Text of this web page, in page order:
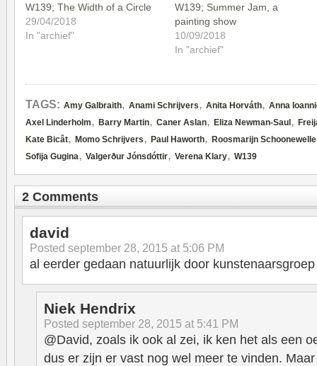
W139; The Width of a Circle
29/04/2018
In "archief"
W139; Summer Jam, a
painting show
10/09/2018
In "archief"
TAGS: Amy Galbraith, Anami Schrijvers, Anita Horváth, Anna
Axel Linderholm, Barry Martin, Caner Aslan, Eliza Newman-Saul,
Kate Bicât, Momo Schrijvers, Paul Haworth, Roosmarijn Schoonewelle
Sofija Gugina, Valgerður Jónsdóttir, Verena Klary, W139
2 Comments
david
Posted september 28, 2015 at 5:06 PM
al eerder gedaan natuurlijk door
Niek Hendrix
Posted september 28, 2015 at 5:41 PM
@David, zoals ik ook al zei, ik ken het als een
dus er zijn er vast nog wel meer te vinden.